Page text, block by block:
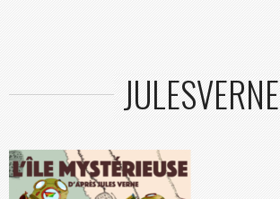
JULESVERNE